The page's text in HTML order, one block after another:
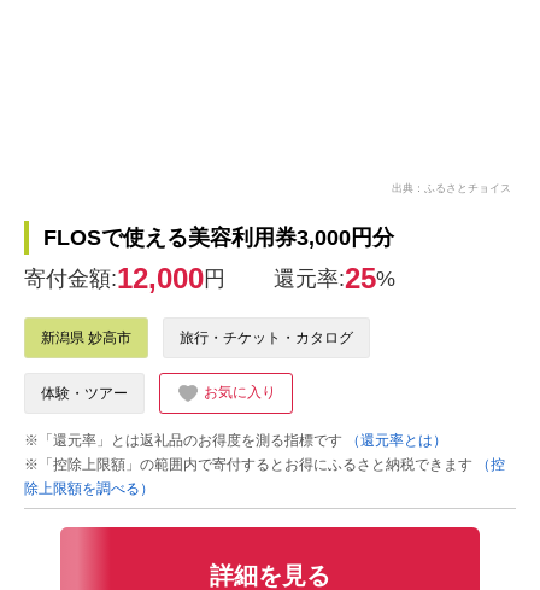
出典：ふるさとチョイス
FLOSで使える美容利用券3,000円分
寄付金額:12,000円 還元率:25%
新潟県 妙高市 旅行・チケット・カタログ
体験・ツアー お気に入り
※「還元率」とは返礼品のお得度を測る指標です
（還元率とは）
※「控除上限額」の範囲内で寄付するとお得にふるさと納税できます
（控
除上限額を調べる）
詳細を見る